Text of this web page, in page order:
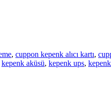
, cuppon kepenk alıcı kartı,
kepenk aküsü, kepenk ups,